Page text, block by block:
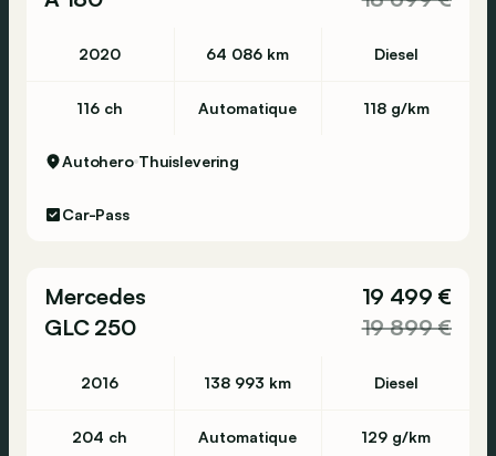
2020 64 086 km Diesel
116 ch Automatique 118 g/km
Autohero Thuislevering
Car-Pass
Mercedes
GLC 250
19 499 €
19 899 €
2016 138 993 km Diesel
204 ch Automatique 129 g/km